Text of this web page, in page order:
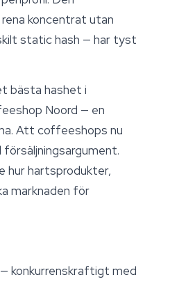
koncentrat utan
static hash — har tyst
bästa hashet i
Noord — en
Att coffeeshops nu
hur hartsprodukter,
marknaden för
konkurrenskraftigt med